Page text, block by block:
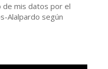
mis datos por el
Alalpardo según